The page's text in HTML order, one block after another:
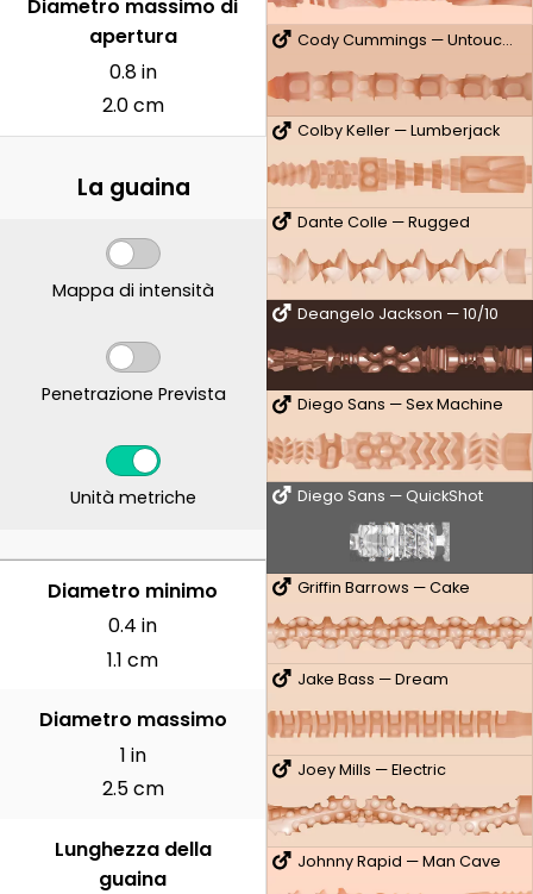
Cody Cummings — Untouched
Colby Keller — Lumberjack
Dante Colle — Rugged
Deangelo Jackson — 10/10
Diego Sans — Sex Machine
Diego Sans — QuickShot
Griffin Barrows — Cake
Jake Bass — Dream
Joey Mills — Electric
Johnny Rapid — Man Cave
Diametro massimo di
apertura
0.8 in
2.0 cm
La guaina
Mappa di intensità
Penetrazione Prevista
Unità metriche
Diametro minimo
0.4 in
1.1 cm
Diametro massimo
1 in
2.5 cm
Lunghezza della
guaina